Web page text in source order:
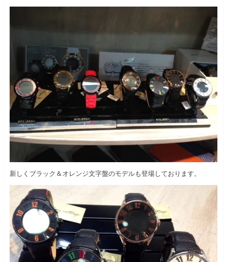
新しくブラック＆オレンジ文字盤のモデルも登場しております。